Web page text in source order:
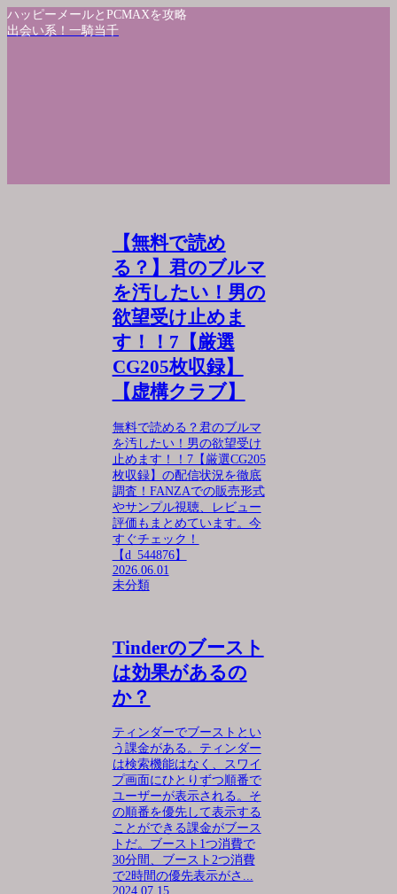
ハッピーメールとPCMAXを攻略
出会い系！一騎当千
【無料で読め
る？】君のブルマ
を汚したい！男の
欲望受け止めま
す！！7【厳選
CG205枚収録】
【虚構クラブ】
無料で読める？君のブルマ
を汚したい！男の欲望受け
止めます！！7【厳選CG205
枚収録】の配信状況を徹底
調査！FANZAでの販売形式
やサンプル視聴、レビュー
評価もまとめています。今
すぐチェック！
【d_544876】
2026.06.01
未分類
Tinderのブースト
は効果があるの
か？
ティンダーでブーストとい
う課金がある。ティンダー
は検索機能はなく、スワイ
プ画面にひとりずつ順番で
ユーザーが表示される。そ
の順番を優先して表示する
ことができる課金がブース
トだ。ブースト1つ消費で
30分間、ブースト2つ消費
で2時間の優先表示がさ...
2024.07.15